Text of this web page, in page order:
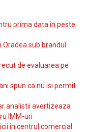
prima data in peste
sub brandul
de evaluarea pe
spun ca nu isi permit
analistii avertizeaza
IMM-uri
in centrul comercial